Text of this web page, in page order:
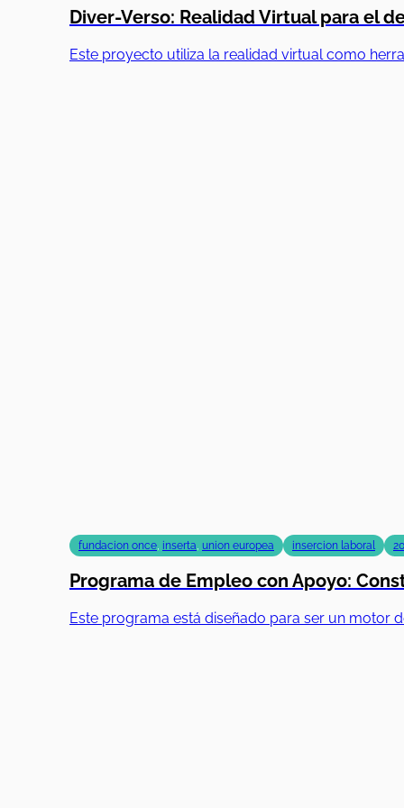
Diver-Verso: Realidad Virtual para el
Este proyecto utiliza la realidad virtual como
fundacion once, inserta, union europea insercion laboral
Programa de Empleo con Apoyo:
Este programa está diseñado para ser un motor